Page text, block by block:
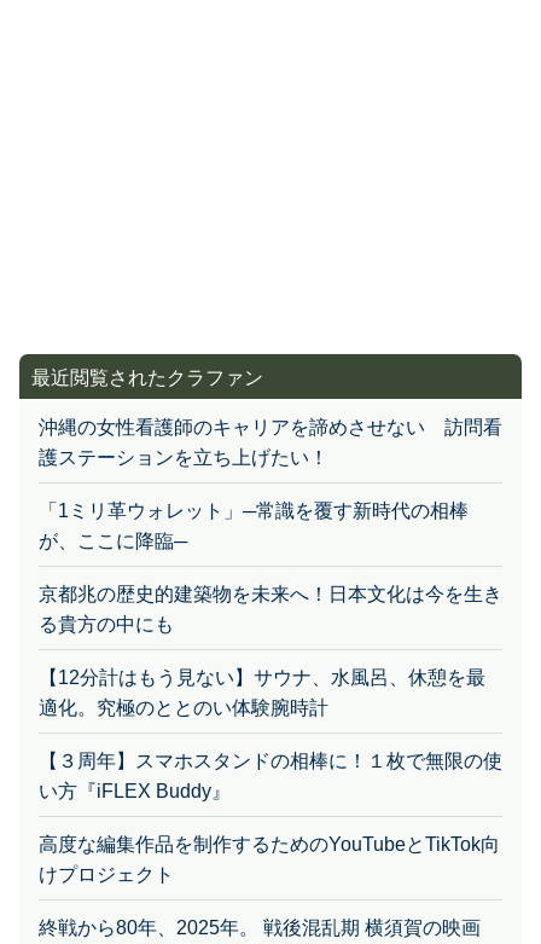
沖縄の女性看護師のキャリアを諦めさせない 訪問看
護ステーションを立ち上げたい！
「1ミリ革ウォレット」─常識を覆す新時代の相棒
が、ここに降臨─
京都兆の歴史的建築物を未来へ！日本文化は今を生き
る貴方の中にも
【12分計はもう見ない】サウナ、水風呂、休憩を最
適化。究極のととのい体験腕時計
【３周年】スマホスタンドの相棒に！１枚で無限の使
い方『iFLEX Buddy』
高度な編集作品を制作するためのYouTubeとTikTok向
けプロジェクト
終戦から80年、2025年。 戦後混乱期 横須賀の映画
「Yokosuka1953」の本を出版したい。